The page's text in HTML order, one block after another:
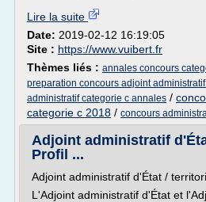
Lire la suite
Date: 2019-02-12 16:19:05
Site : https://www.vuibert.fr
Thèmes liés : annales concours
preparation concours adjoint
administratif categorie c annales /
categorie c 2018 / concours
Adjoint administratif
Profil ...
Adjoint administratif d'État /
L'Adjoint administratif d'État et